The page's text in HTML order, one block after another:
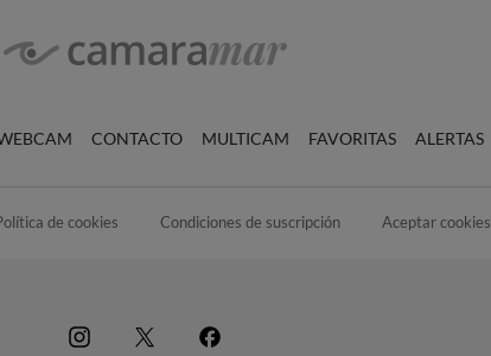
CONTACTO MULTICAM FAVORITAS ALERTAS
de cookies Condiciones de suscripción Aceptar cookies